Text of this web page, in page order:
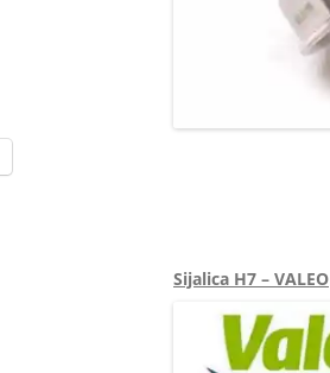
Sijalica H7 – VALEO